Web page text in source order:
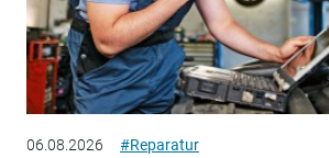
06.08.2026 #Reparatur